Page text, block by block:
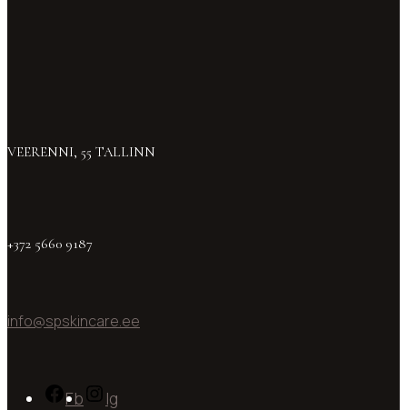
VEERENNI, 55 TALLINN
+372 5660 9187
info@spskincare.ee
Fb Ig